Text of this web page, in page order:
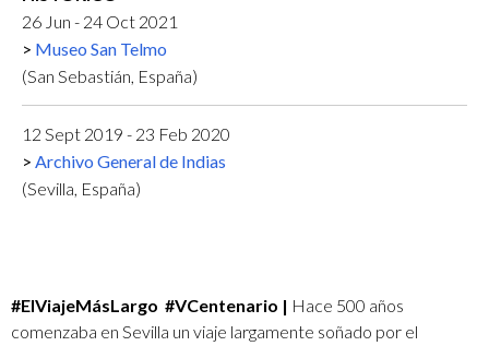
26 Jun - 24 Oct 2021
Museo San Telmo
(San Sebastián, España)
12 Sept 2019 - 23 Feb 2020
Archivo General de Indias
(Sevilla, España)
#ElViajeMásLargo​ ​ #VCentenario | Hace 500 años
comenzaba en Sevilla un viaje largamente soñado por el